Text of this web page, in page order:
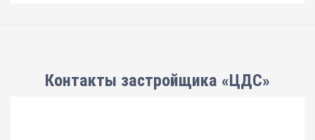
Контакты застройщика «ЦДС»